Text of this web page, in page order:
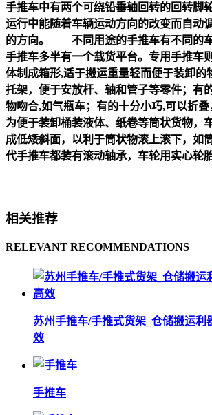
手推车中有两个可绕铅垂轴回转的回转脚
运行中能随着车辆运动方向的改变而自动
的方向。 不同用途的手推车有不同的
手推车多半有一个载货平台。专用手推车
体制成箱形,适于搬运重量轻而便于装卸的
托架，便于安放杆、轴和管子等零件；有
物吻合,如气瓶车；有的十分小巧,可以折
为便于装卸桶装液体、纸卷等筒状货物，
成低矮斜面，以利于筒状物滚上滚下，如
代手推车都装有滚动轴承，车轮用实心轮
相关推荐
RELEVANT RECOMMENDATIONS
苏州手推车/手推式货架_仓储搬运利
效
手推车